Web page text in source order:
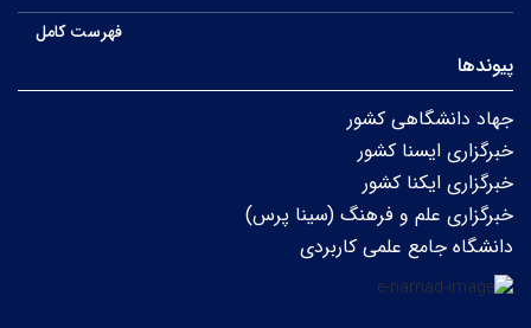
فهرست کامل
پیوندها
جهاد دانشگاهی کشور
خبرگزاری ایسنا کشور
خبرگزاری ایکنا کشور
خبرگزاری علم و فرهنگ (سینا پرس)
دانشگاه جامع علمی کاربردی